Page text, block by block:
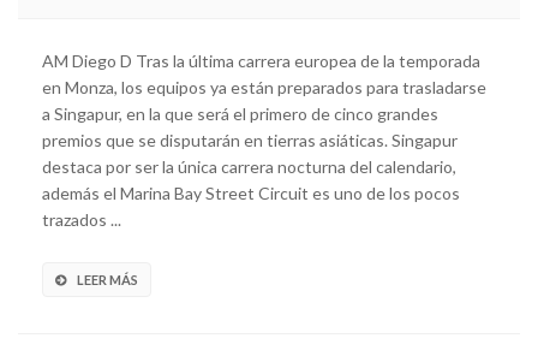
AM Diego D Tras la última carrera europea de la temporada
en Monza, los equipos ya están preparados para trasladarse
a Singapur, en la que será el primero de cinco grandes
premios que se disputarán en tierras asiáticas. Singapur
destaca por ser la única carrera nocturna del calendario,
además el Marina Bay Street Circuit es uno de los pocos
trazados ...
LEER MÁS